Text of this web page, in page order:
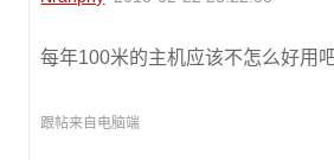
每年100米的主机应该不怎么好用
跟帖来自电脑端